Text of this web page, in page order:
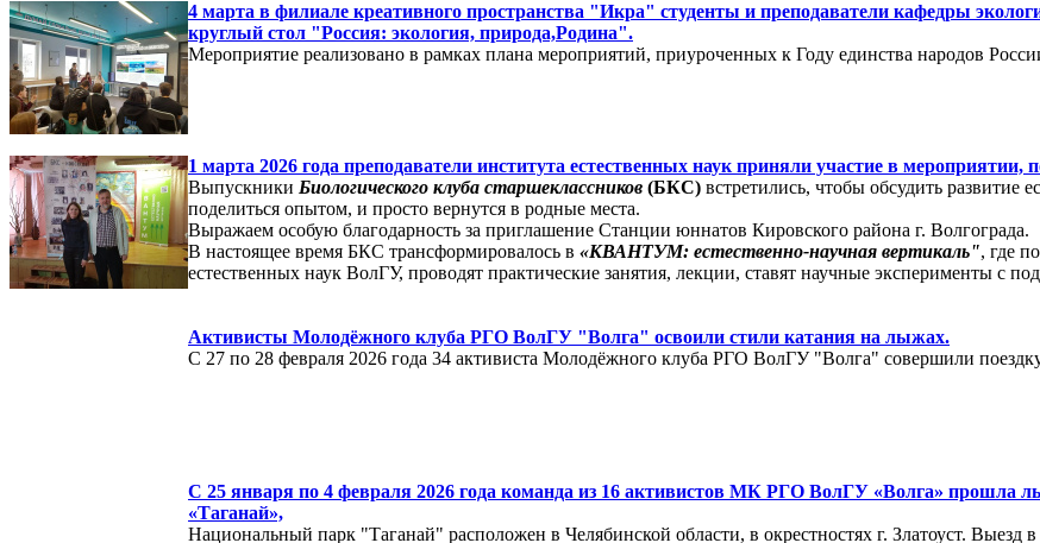
4 марта в филиале креативного пространства "Икра" студенты и преподаватели кафедры
круглый стол "Россия: экология, природа,Родина".
Мероприятие реализовано в рамках плана мероприятий, приуроченных к Году единства народов
1 марта 2026 года преподаватели института естественных наук приняли участие в
Выпускники Биологического клуба старшеклассников (БКС) встретились, чтобы обсудить развитие
поделиться опытом, и просто вернутся в родные места.
Выражаем особую благодарность за приглашение Станции юннатов Кировского района г. Волгограда.
В настоящее время БКС трансформировалось в «КВАНТУМ: естественно-научная вертикаль", где
естественных наук ВолГУ, проводят практические занятия, лекции, ставят научные эксперименты с
Активисты Молодёжного клуба РГО ВолГУ "Волга" освоили стили катания на лыжах.
С 27 по 28 февраля 2026 года 34 активиста Молодёжного клуба РГО ВолГУ "Волга" совершили
С 25 января по 4 февраля 2026 года команда из 16 активистов МК РГО ВолГУ «Волга» прошла
«Таганай»,
Национальный парк "Таганай" расположен в Челябинской области, в окрестностях г. Златоуст.